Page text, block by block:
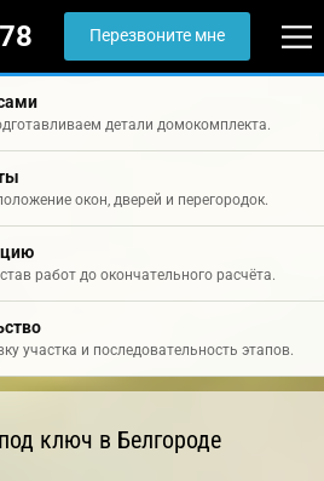
Перезвоните мне
детали домокомплекта.
окон, дверей и перегородок.
работ до окончательного расчёта.
участка и последовательность этапов.
ключ в Белгороде